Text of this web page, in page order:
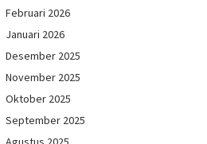
Februari 2026
Januari 2026
Desember 2025
November 2025
Oktober 2025
September 2025